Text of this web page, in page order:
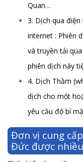
Quan…
3. Dịch qua
internet : Phiên
và truyền tải
phiên dịch này
4. Dịch Thầm
dịch cho một
yêu cầu độ bí
Đơn vị cung
Đức được